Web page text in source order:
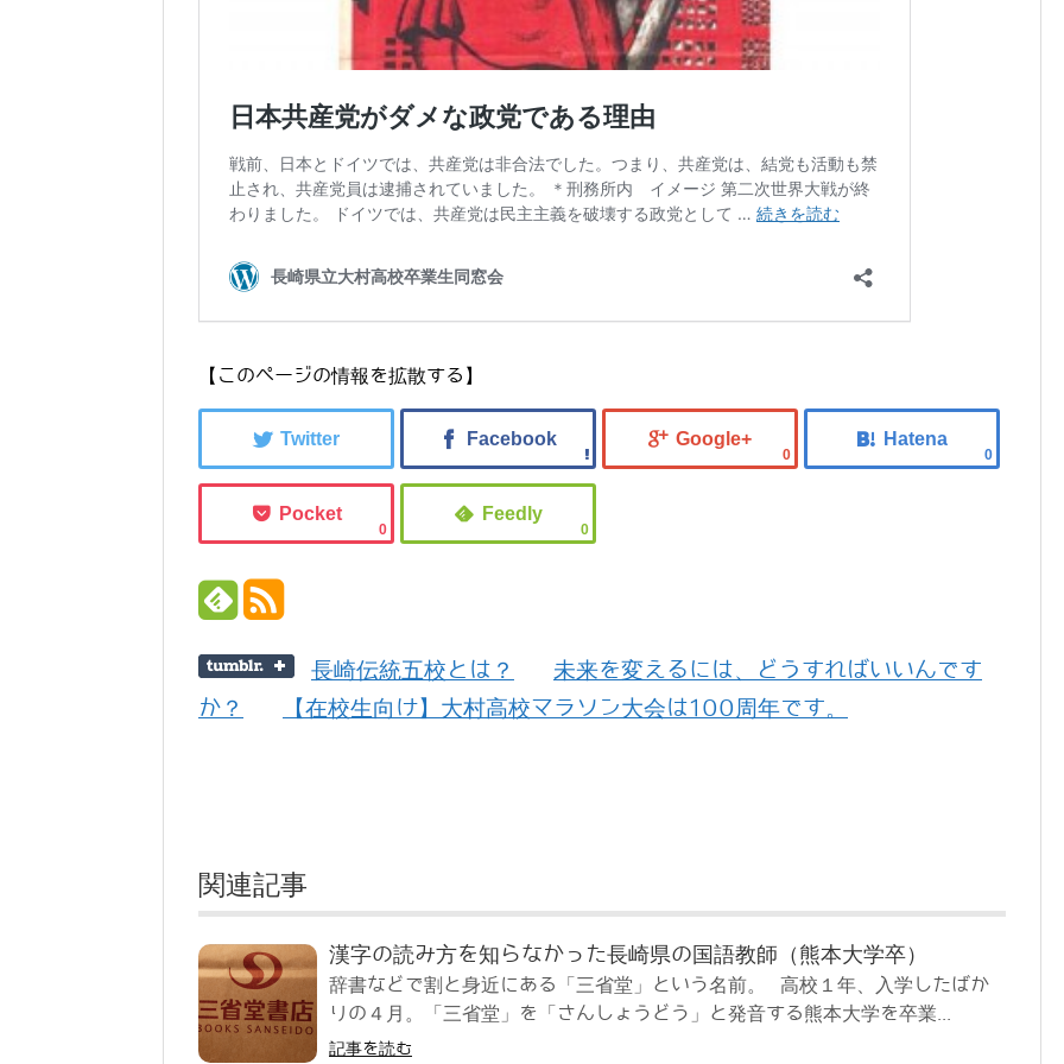
【このページの情報を拡散する】
0 0
0 0
長崎伝統五校とは？
未来を変えるには、どうすればいいんです
か？
【在校生向け】大村高校マラソン大会は100周年です。
関連記事
漢字の読み方を知らなかった長崎県の国語教師（熊本大学卒）
辞書などで割と身近にある「三省堂」という名前。 高校１年、入学したばか
りの４月。「三省堂」を「さんしょうどう」と発音する熊本大学を卒業...
記事を読む